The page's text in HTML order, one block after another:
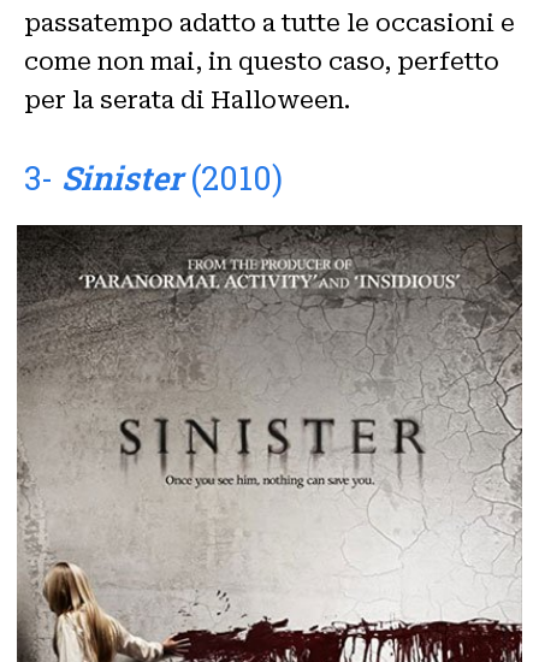
passatempo adatto a tutte le occasioni e
come non mai, in questo caso, perfetto
per la serata di Halloween.
3- Sinister(2010)